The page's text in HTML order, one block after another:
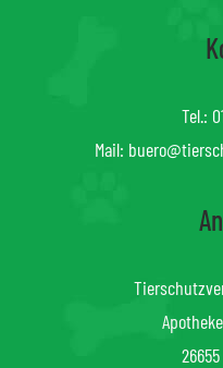
Tel.:
Mail: